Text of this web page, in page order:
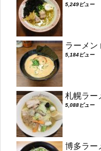
5,249ビュー
ラーメン
5,184ビュー
札幌ラー
5,088ビュー
博多ラー